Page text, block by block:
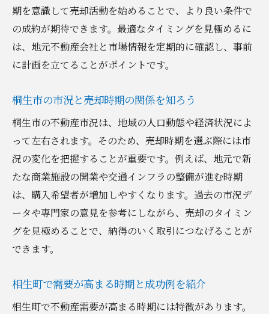
期を意識して売却活動を始めることで、より良い条件で
の成約が期待できます。最適なタイミングを見極めるに
は、地元不動産会社と市場情報を定期的に確認し、事前
に計画を立てることがポイントです。
桐生市の市況と売却時期の関係を知ろう
桐生市の不動産市況は、地域の人口動態や経済状況によ
って左右されます。そのため、売却時期を選ぶ際には市
況の変化を把握することが重要です。例えば、地元で新
たな商業施設の開業や交通インフラの整備が進む時期
は、購入希望者が増加しやすくなります。過去の市況デ
ータや専門家の意見を参考にしながら、売却のタイミン
グを見極めることで、納得のいく取引につなげることが
できます。
相生町で需要が高まる時期と成功例を紹介
相生町で不動産需要が高まる時期には特徴があります。